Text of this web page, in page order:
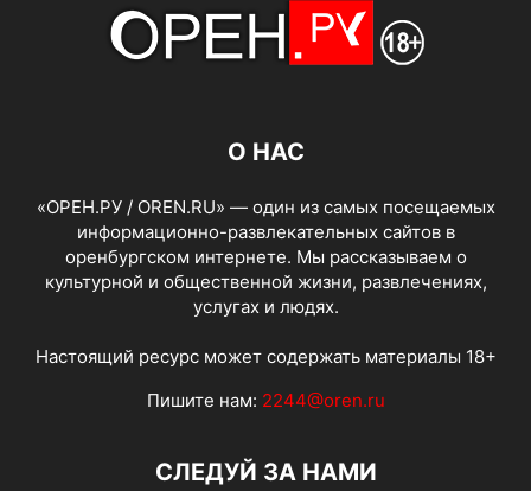
О НАС
«ОРЕН.РУ / OREN.RU» — один из самых посещаемых
информационно-развлекательных сайтов в
оренбургском интернете. Мы рассказываем о
культурной и общественной жизни, развлечениях,
услугах и людях.
Настоящий ресурс может содержать материалы 18+
Пишите нам: 2244@oren.ru
СЛЕДУЙ ЗА НАМИ